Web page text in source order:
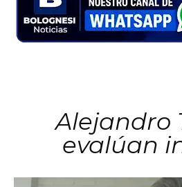
Alejandro
evalúan